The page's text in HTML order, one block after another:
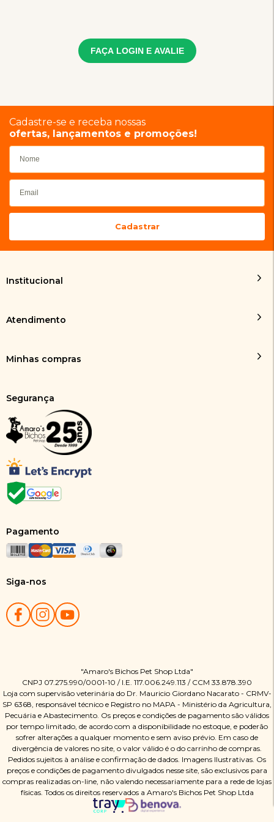
FAÇA LOGIN E AVALIE
Cadastre-se e receba nossas
ofertas, lançamentos e promoções!
Institucional
Atendimento
Minhas compras
Segurança
Pagamento
Siga-nos
"Amaro's Bichos Pet Shop Ltda"
CNPJ 07.275.990/0001-10 / I.E. 117.006.249.113 / CCM 33.878.390
Loja com supervisão veterinária do Dr. Mauricio Giordano Nacarato - CRMV-
SP 6368, responsável técnico e Registro no MAPA - Ministério da Agricultura,
Pecuária e Abastecimento. Os preços e condições de pagamento são válidos
por tempo limitado, de acordo com a disponibilidade no estoque, e poderão
sofrer alterações a qualquer momento e sem aviso prévio. Em caso de
divergência de valores no site, o valor válido é o do carrinho de compras.
Pedidos sujeitos à análise e confirmação de dados. Imagens Ilustrativas. Os
preços e condições de pagamento divulgados nesse site, são exclusivos para
compras realizadas on-line, não valendo necessariamente para a rede de lojas
físicas. Todos os direitos reservados a Amaro's Bichos Pet Shop Ltda